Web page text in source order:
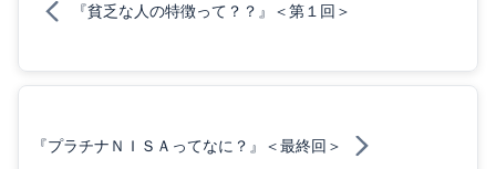
『貧乏な人の特徴って？？』＜第１回＞
『プラチナＮＩＳＡってなに？』＜最終回＞